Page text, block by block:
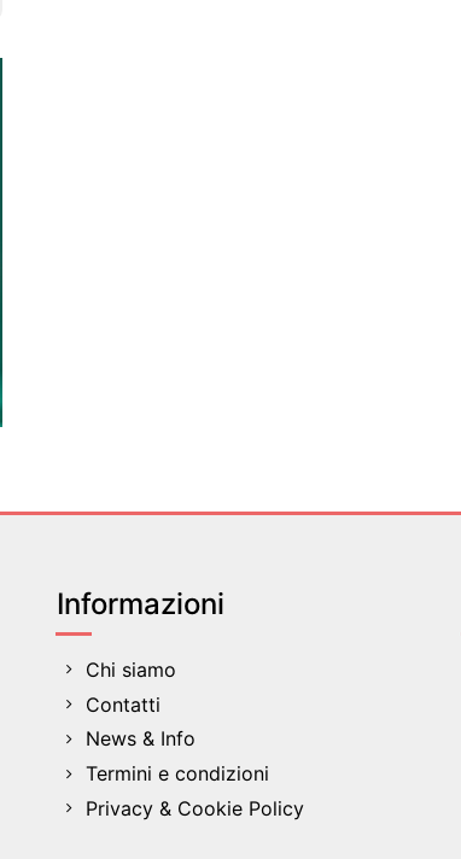
Informazioni
Chi siamo
Contatti
News & Info
Termini e condizioni
Privacy & Cookie Policy